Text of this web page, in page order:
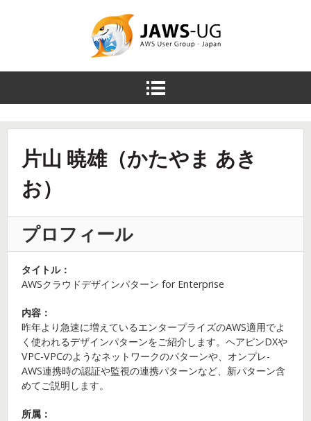
JAWS DAYS
2014
メ
ュ
ー
を
片山 暁雄（かたやま あき
お）
プロフィール
タイトル：
AWSクラウドデザインパターン for Enterprise
内容：
昨年より急速に増えているエンタープライズのAWS適用でよ
く使われるデザインパターンをご紹介します。ヘアピンDXや
VPC-VPCのようなネットワークのパターンや、オンプレ-
AWS連携時の認証や監視の連携パターンなど、新パターン含
めてご説明します。
所属：